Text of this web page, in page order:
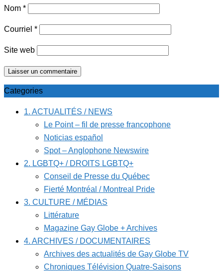
Nom *
Courriel *
Site web
Categories
1. ACTUALITÉS / NEWS
Le Point – fil de presse francophone
Noticias español
Spot – Anglophone Newswire
2. LGBTQ+ / DROITS LGBTQ+
Conseil de Presse du Québec
Fierté Montréal / Montreal Pride
3. CULTURE / MÉDIAS
Littérature
Magazine Gay Globe + Archives
4. ARCHIVES / DOCUMENTAIRES
Archives des actualités de Gay Globe TV
Chroniques Télévision Quatre-Saisons